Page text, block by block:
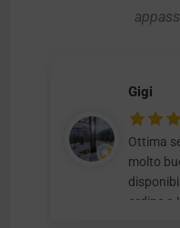
Gigi
Ottima
molto
ordine e